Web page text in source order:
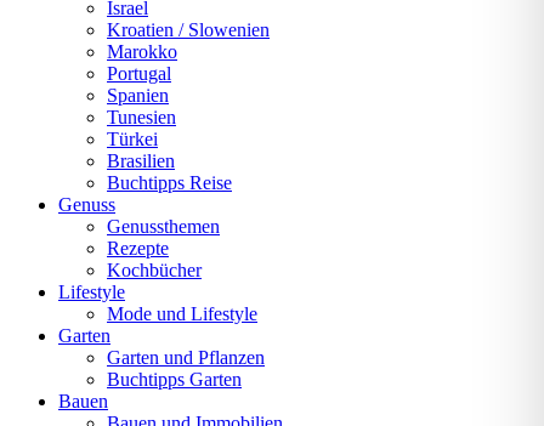
Israel
Kroatien / Slowenien
Marokko
Portugal
Spanien
Tunesien
Türkei
Brasilien
Buchtipps Reise
Genuss
Genussthemen
Rezepte
Kochbücher
Lifestyle
Mode und Lifestyle
Garten
Garten und Pflanzen
Buchtipps Garten
Bauen